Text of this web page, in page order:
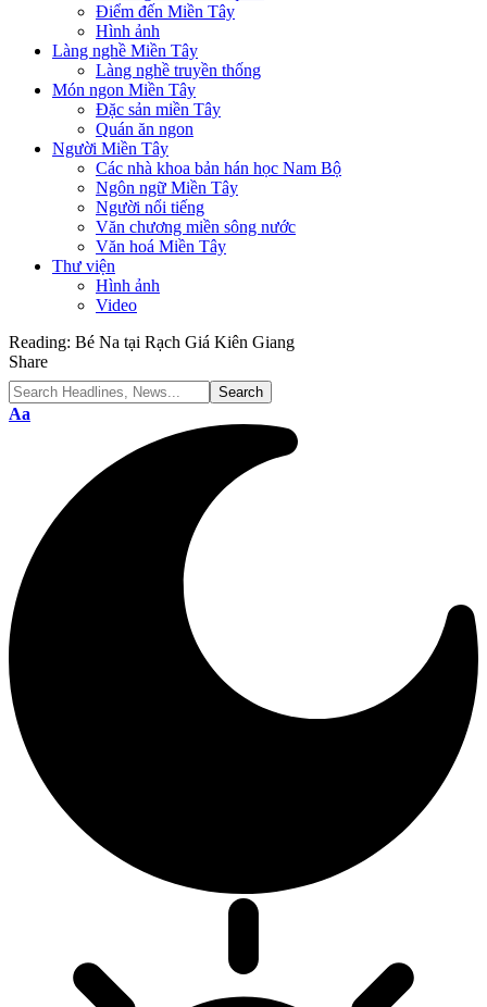
Điểm đến Miền Tây
Hình ảnh
Làng nghề Miền Tây
Làng nghề truyền thống
Món ngon Miền Tây
Đặc sản miền Tây
Quán ăn ngon
Người Miền Tây
Các nhà khoa bản hán học Nam Bộ
Ngôn ngữ Miền Tây
Người nổi tiếng
Văn chương miền sông nước
Văn hoá Miền Tây
Thư viện
Hình ảnh
Video
Reading: Bé Na tại Rạch Giá Kiên Giang
Share
Font
Aa